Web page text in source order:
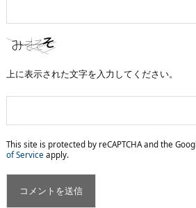
上に表示された文字を入力してください。
This site is protected by reCAPTCHA and the
of Service apply.